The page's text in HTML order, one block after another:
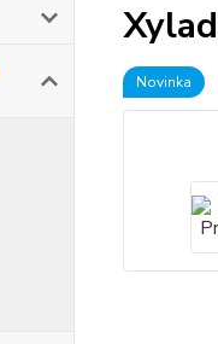
Novinka